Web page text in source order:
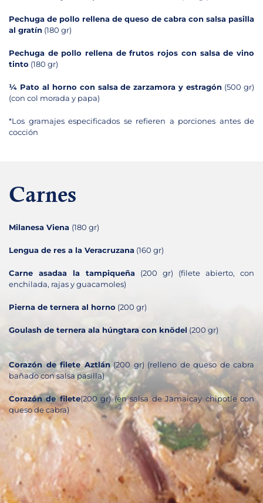
Pechuga de pollo rellena de queso de cabra con salsa pasilla
al gratín (180 gr)
Pechuga de pollo rellena de frutos rojos con salsa de vino
tinto (180 gr)
¼ Pato al horno con salsa de zarzamora y estragón (500 gr)
(con col morada y papa)
*Los gramajes especificados se refieren a porciones antes de
cocción
Carnes
Milanesa Viena (180 gr)
Lengua de res a la Veracruzana (160 gr)
Carne asadaa la tampiqueña (200 gr) (filete abierto, con
enchilada, rajas y guacamoles)
Pierna de ternera al horno (200 gr)
Goulash de ternera ala húngtara con knödel (200 gr)
Corazón de filete Aztlán(200 gr) (relleno de queso de cabra
bañado con salsa pasilla)
Corazón de filete(200 gr) (en salsa de Jamaicay chipotle con
queso de cabra)